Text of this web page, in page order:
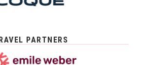
PARTNERS